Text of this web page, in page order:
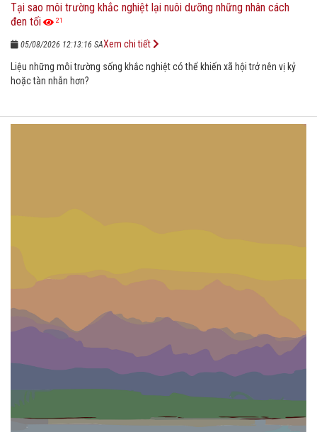
Tại sao môi trường khắc nghiệt lại nuôi dưỡng những nhân cách
đen tối
21
05/08/2026 12:13:16 SA
Liệu những môi trường sống khắc nghiệt có thể khiến xã hội trở nên vị kỷ
hoặc tàn nhẫn hơn?
Xem chi tiết